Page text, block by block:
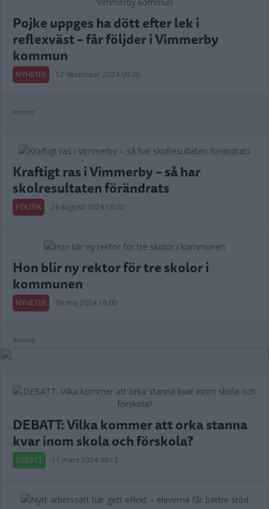
Pojke uppges ha dött efter lek i
reflexväst – får följder i Vimmerby
kommun
NYHETER 12 december 2024 09.00
Annons:
Kraftigt ras i Vimmerby – så har
skolresultaten förändrats
POLITIK 24 augusti 2024 16.00
Hon blir ny rektor för tre skolor i
kommunen
NYHETER 09 maj 2024 18.00
Annons:
DEBATT: Vilka kommer att orka stanna
kvar inom skola och förskola?
DEBATT 11 mars 2024 09.12